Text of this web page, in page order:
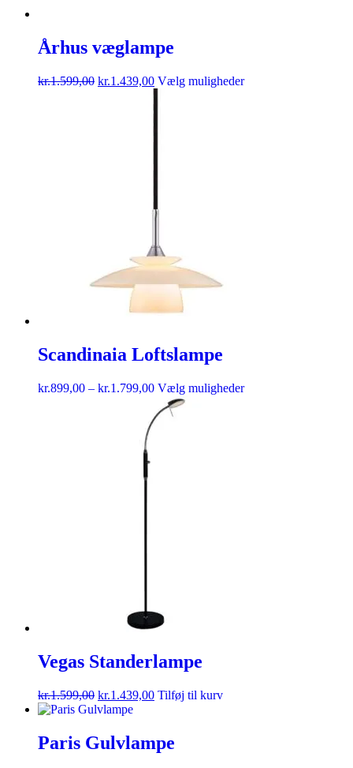
Århus væglampe
kr.1.599,00 kr.1.439,00 Vælg muligheder
Scandinaia Loftslampe
kr.899,00 – kr.1.799,00 Vælg muligheder
Vegas Standerlampe
kr.1.599,00 kr.1.439,00 Tilføj til kurv
Paris Gulvlampe